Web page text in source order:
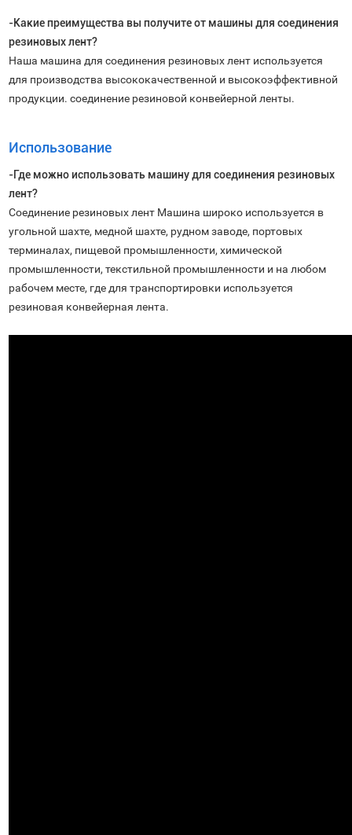
-Какие преимущества вы получите от машины для соединения
резиновых лент?
Наша машина для соединения резиновых лент используется
для производства высококачественной и высокоэффективной
продукции. соединение резиновой конвейерной ленты.
Использование
-Где можно использовать машину для соединения резиновых
лент?
Соединение резиновых лент Машина широко используется в
угольной шахте, медной шахте, рудном заводе, портовых
терминалах, пищевой промышленности, химической
промышленности, текстильной промышленности и на любом
рабочем месте, где для транспортировки используется
резиновая конвейерная лента.